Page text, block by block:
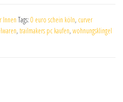
Innen Tags: 0 euro schein köln, curver
, trailmakers pc kaufen, wohnungsklingel